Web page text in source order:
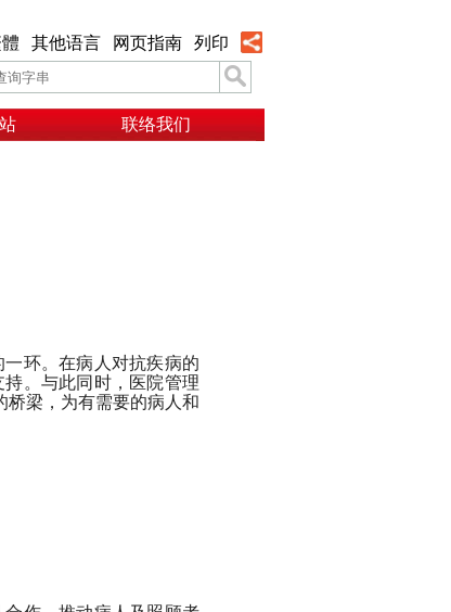
其他语言 网页指南 列印
联络我们